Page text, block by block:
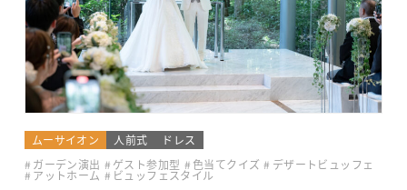
ムーサイオン 人前式
ドレス
ガーデン演出
ゲスト参加型 色当てクイズ デザートビュッフェ
アットホーム
ビュッフェスタイル